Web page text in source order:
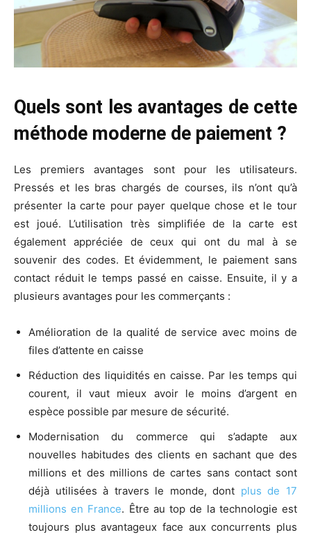
Quels sont les avantages de cette
méthode moderne de paiement ?
Les premiers avantages sont pour les utilisateurs.
Pressés et les bras chargés de courses, ils n’ont qu’à
présenter la carte pour payer quelque chose et le tour
est joué. L’utilisation très simplifiée de la carte est
également appréciée de ceux qui ont du mal à se
souvenir des codes. Et évidemment, le paiement sans
contact réduit le temps passé en caisse. Ensuite, il y a
plusieurs avantages pour les commerçants :
Amélioration de la qualité de service avec moins de
files d’attente en caisse
Réduction des liquidités en caisse. Par les temps qui
courent, il vaut mieux avoir le moins d’argent en
espèce possible par mesure de sécurité.
Modernisation du commerce qui s’adapte aux
nouvelles habitudes des clients en sachant que des
millions et des millions de cartes sans contact sont
déjà utilisées à travers le monde, dont plus de 17
millions en France. Être au top de la technologie est
toujours plus avantageux face aux concurrents plus